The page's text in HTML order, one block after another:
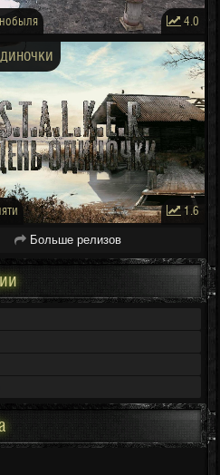
4.0
1.6
Больше релизов